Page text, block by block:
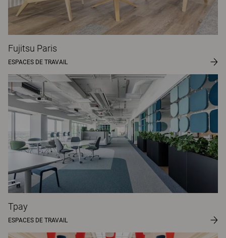
Fujitsu Paris
ESPACES DE TRAVAIL
Tpay
ESPACES DE TRAVAIL